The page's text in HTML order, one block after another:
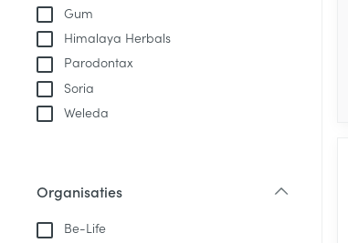
Gum
Himalaya Herbals
Parodontax
Soria
Weleda
Organisaties
Be-Life